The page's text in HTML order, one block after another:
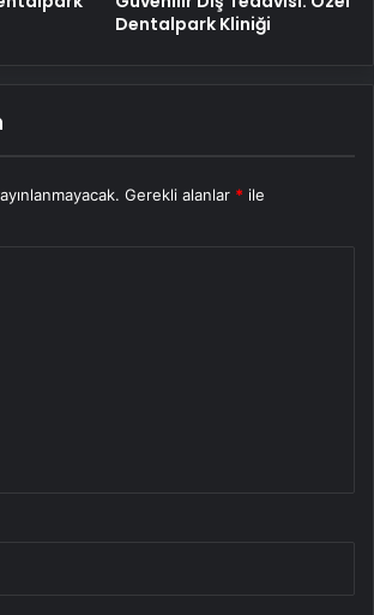
Dentalpark Kliniği
Gerekli alanlar * ile